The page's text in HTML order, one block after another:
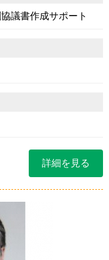
議書作成サポート
詳細を見る